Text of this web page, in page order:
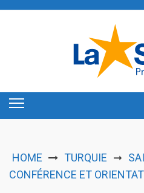
HOME TURQUIE ➞
CONFÉRENCE ET